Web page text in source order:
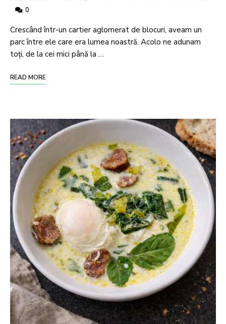
0
Crescând într-un cartier aglomerat de blocuri, aveam un
parc între ele care era lumea noastră. Acolo ne adunam
toți, de la cei mici până la …
READ MORE